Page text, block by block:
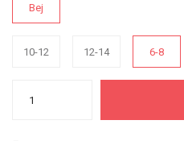
Bej
10-12 12-14 6-8